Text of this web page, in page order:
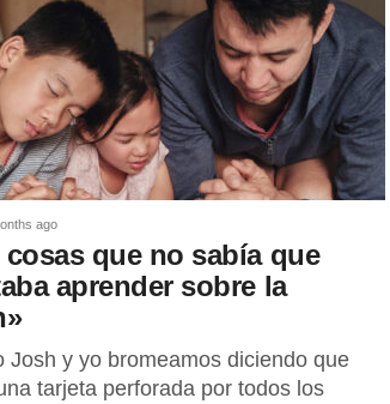
ago
cosas que no sabía que
aprender sobre la
Josh y yo bromeamos diciendo que
tarjeta perforada por todos los